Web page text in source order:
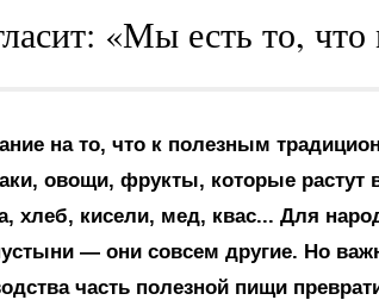
«Мы есть то,
на то, что к полезным
овощи, фрукты, которые растут
хлеб, кисели, мед, квас... Для
— они совсем другие. Но
часть полезной пищи